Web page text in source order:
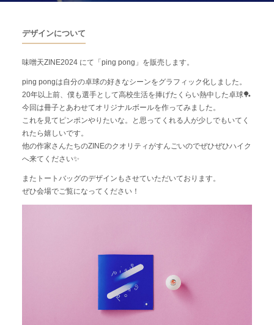
パンフレット・リーフレット
名刺・ショップカード・封筒
本・雑誌
パッケージ
WEBサイト・ホームページ
イラスト
etc
デザインについて
味噌天ZINE2024 にて「ping pong」を販売します。
ping pongは自分の卓球の好きなシーンをグラフィック化しました。
20年以上前、僕も選手として高校生活を捧げたくらい熱中した卓球🏓
今回は冊子とあわせてオリジナルボールを作ってみました。
これを見てピンポンやりたいな。と思ってくれる人が少しでもいてく
れたら嬉しいです。
他の作家さんたちのZINEのクオリティがすんごいのでぜひぜひハイク
へ来てください✨
またトートバッグのデザインもさせていただいております。
ぜひ会場でご覧になってください！